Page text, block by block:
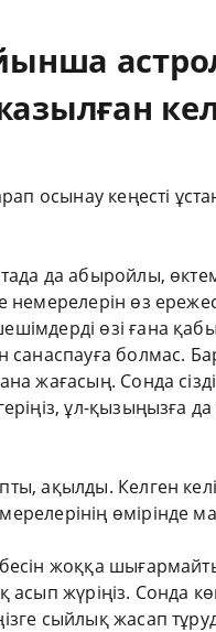
осынау кеңесті
да абыройлы,
немерелерін өз
өзі ғана
санаспауға болмас.
жағасың. Сонда
ұл-қызыңызға да
ақылды. Келген
өмірінде
жоққа
асып жүріңіз. Сонда
сыйлық жасап